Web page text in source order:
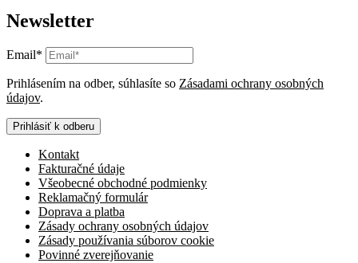
Newsletter
Email*
Prihlásením na odber, súhlasíte so Zásadami ochrany osobných
údajov.
Prihlásiť k odberu
Kontakt
Fakturačné údaje
Všeobecné obchodné podmienky
Reklamačný formulár
Doprava a platba
Zásady ochrany osobných údajov
Zásady používania súborov cookie
Povinné zverejňovanie